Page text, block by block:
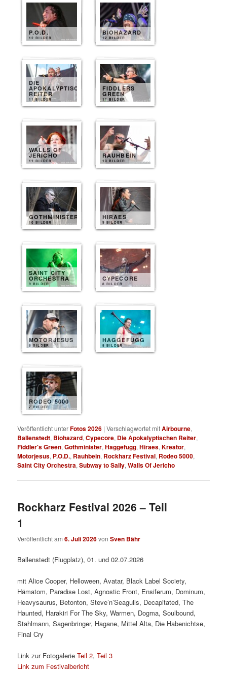
P.O.D.
12 BILDER
BIOHAZARD
12 BILDER
DIE
APOKALYPTISCHEN
REITER
11 BILDER
FIDDLERS
GREEN
11 BILDER
WALLS OF
JERICHO
11 BILDER
RAUHBEIN
10 BILDER
GOTHMINISTER
10 BILDER
HIRAES
9 BILDER
SAINT CITY
ORCHESTRA
9 BILDER
CYPECORE
8 BILDER
MOTORJESUS
8 BILDER
HAGGEFUGG
8 BILDER
RODEO 5000
7 BILDER
Veröffentlicht unterFotos 2026 |Verschlagwortet mitAirbourne,
Ballenstedt, Biohazard,Cypecore, Die Apokalyptischen Reiter,
Fiddler's Green,Gothminister,Haggefugg,Hiraes,Kreator,
Motorjesus, P.O.D., Rauhbein, Rockharz Festival, Rodeo 5000,
Saint City Orchestra,Subway to Sally,Walls Of Jericho
Rockharz Festival 2026 – Teil
1
Veröffentlicht am6. Juli 2026vonSven Bähr
Ballenstedt (Flugplatz), 01. und 02.07.2026
mit Alice Cooper, Helloween, Avatar, Black Label Society,
Hämatom, Paradise Lost, Agnostic Front, Ensiferum, Dominum,
Heavysaurus, Betonton, Steve’n’Seagulls, Decapitated, The
Haunted, Harakiri For The Sky, Warmen, Dogma, Soulbound,
Stahlmann, Sagenbringer, Hagane, Mittel Alta, Die Habenichtse,
Final Cry
Link zur FotogalerieTeil 2,Teil 3
Link zum Festivalbericht